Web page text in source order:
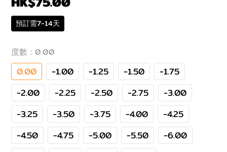
預訂需7-14天
度數 : 0.00
0.00 -1.00 -1.25 -1.50
-1.75
-2.00
-2.25 -2.50 -2.75
-3.00
-3.25
-3.50 -3.75 -4.00
-4.25
-4.50
-4.75 -5.00 -5.50
-6.00